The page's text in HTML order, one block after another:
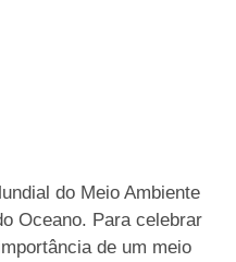
do Meio Ambiente
Oceano. Para celebrar
de um meio